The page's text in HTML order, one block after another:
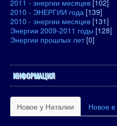
2011 - энергии месяцев [102]
2010 - ЭНЕРГИИ года [139]
2010 - энергии месяцев [131]
Энергии 2009-2011 годы [128]
Энергии прошлых лет [0]
ИНФОРМАЦИЯ
Новое у Наталии Новое в